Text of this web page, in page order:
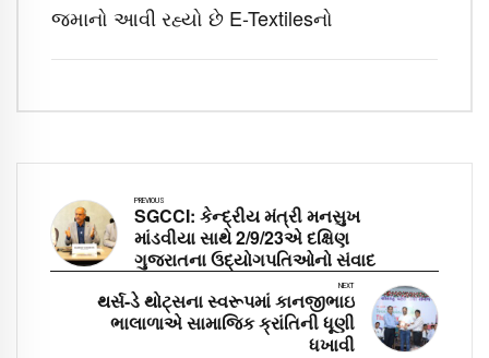
જમાનો આવી રહ્યો છે E-Textilesનો
PREVIOUS
SGCCI: કેન્દ્રીય મંત્રી મનસુખ
માંડવીયા સાથે 2/9/23એ દક્ષિણ
ગુજરાતના ઉદ્યોગપતિઓનો સંવાદ
NEXT
થર્સ-ડે થોટ્સના સ્વરૂપમાં કાનજીભાઇ
ભાલાળાએ સામાજિક ક્રાંતિની ધૂણી
ધખાવી